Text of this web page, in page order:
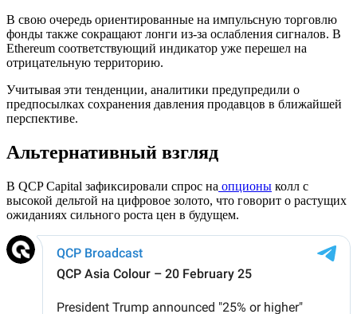
В свою очередь ориентированные на импульсную торговлю
фонды также сокращают лонги из-за ослабления сигналов. В
Ethereum соответствующий индикатор уже перешел на
отрицательную территорию.
Учитывая эти тенденции, аналитики предупредили о
предпосылках сохранения давления продавцов в ближайшей
перспективе.
Альтернативный взгляд
В QCP Capital зафиксировали спрос на опционы колл с
высокой дельтой на цифровое золото, что говорит о растущих
ожиданиях сильного роста цен в будущем.